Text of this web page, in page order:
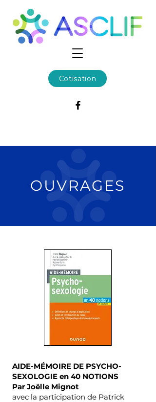
Cotisation
OUVRAGES
AIDE-MÉMOIRE DE PSYCHO-
SEXOLOGIE en 40 NOTIONS
Par Joëlle Mignot
avec la participation de Patrick